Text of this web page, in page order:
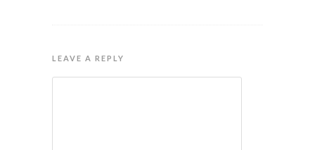
LEAVE A REPLY